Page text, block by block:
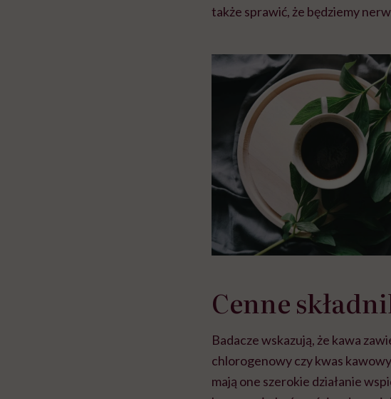
także sprawić, że będziemy
Cenne
Badacze wskazują, że kawa
chlorogenowy czy kwas
mają one szerokie działanie